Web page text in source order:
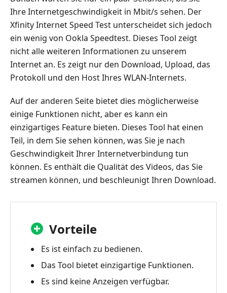
Ihre Internetgeschwindigkeit in Mbit/s sehen. Der
Xfinity Internet Speed Test unterscheidet sich jedoch
ein wenig von Ookla Speedtest. Dieses Tool zeigt
nicht alle weiteren Informationen zu unserem
Internet an. Es zeigt nur den Download, Upload, das
Protokoll und den Host Ihres WLAN-Internets.
Auf der anderen Seite bietet dies möglicherweise
einige Funktionen nicht, aber es kann ein
einzigartiges Feature bieten. Dieses Tool hat einen
Teil, in dem Sie sehen können, was Sie je nach
Geschwindigkeit Ihrer Internetverbindung tun
können. Es enthält die Qualität des Videos, das Sie
streamen können, und beschleunigt Ihren Download.
Vorteile
Es ist einfach zu bedienen.
Das Tool bietet einzigartige Funktionen.
Es sind keine Anzeigen verfügbar.